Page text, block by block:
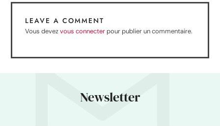
LEAVE A COMMENT
Vous devezvous connecter pour publier un commentaire.
Newsletter